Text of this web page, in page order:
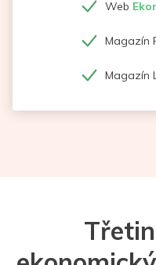
Web
Magazín
Magazín